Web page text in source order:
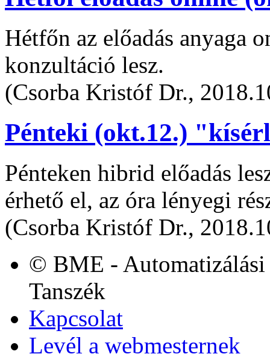
Hétfőn az előadás anyaga
konzultáció lesz.
(Csorba Kristóf Dr.,
Pénteki (okt.12.)
Pénteken hibrid előadás
érhető el, az óra lényegi
(Csorba Kristóf Dr.,
© BME -
Tanszék
Kapcsolat
Levél a webmesternek